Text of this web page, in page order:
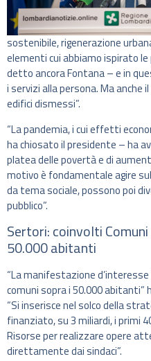
sostenibile, rigenerazione
elementi cui abbiamo ispirato
detto ancora Fontana – e in
i servizi alla persona. Ma anche
edifici dismessi”.
“La pandemia, i cui effetti
ha chiosato il presidente – ha
platea delle povertà e di
motivo è fondamentale agire
da tema sociale, possono poi
pubblico”.
Sertori: coinvolti
50.000 abitanti
“La manifestazione
comuni sopra i 50.000 abitanti”
“Si inserisce nel solco della
finanziato, su 3 miliardi, i primi
Risorse per realizzare opere
direttamente dai sindaci”.